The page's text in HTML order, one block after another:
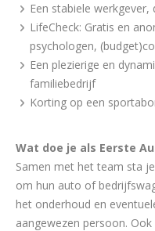
Een stabiele
LifeCheck: Gratis en
psychologen,
Een plezierige en
familiebedrijf
Korting op een
Wat doe je als Eerste
Samen met het team sta
om hun auto of
het onderhoud en
aangewezen persoon.